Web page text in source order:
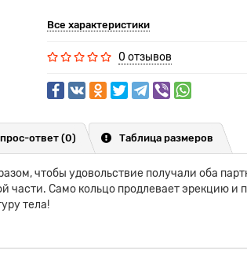
Все характеристики
0 отзывов
ответ (0) Таблица размеров
чтобы удовольствие получали оба
Само кольцо продлевает эрекцию и
тела!